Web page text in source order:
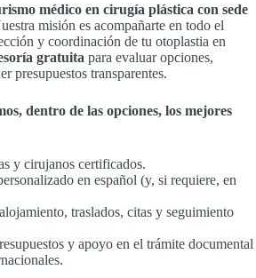
médico en cirugía plástica con sede
misión es acompañarte en todo el
y coordinación de tu otoplastia en
gratuita para evaluar opciones,
presupuestos transparentes.
dentro de las opciones, los mejores
y cirujanos certificados.
en español (y, si requiere, en
traslados, citas y seguimiento
y apoyo en el trámite documental